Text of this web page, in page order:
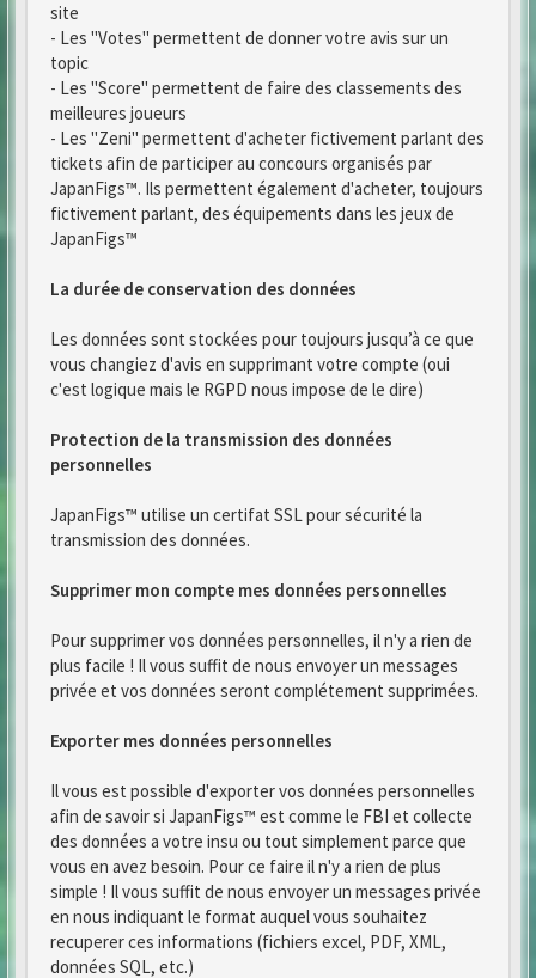
site
- Les "Votes" permettent de donner votre avis sur un
topic
- Les "Score" permettent de faire des classements des
meilleures joueurs
- Les "Zeni" permettent d'acheter fictivement parlant des
tickets afin de participer au concours organisés par
JapanFigs™. Ils permettent également d'acheter, toujours
fictivement parlant, des équipements dans les jeux de
JapanFigs™
La durée de conservation des données
Les données sont stockées pour toujours jusqu’à ce que
vous changiez d'avis en supprimant votre compte (oui
c'est logique mais le RGPD nous impose de le dire)
Protection de la transmission des données
personnelles
JapanFigs™ utilise un certifat SSL pour sécurité la
transmission des données.
Supprimer mon compte mes données personnelles
Pour supprimer vos données personnelles, il n'y a rien de
plus facile ! Il vous suffit de nous envoyer un messages
privée et vos données seront complétement supprimées.
Exporter mes données personnelles
Il vous est possible d'exporter vos données personnelles
afin de savoir si JapanFigs™ est comme le FBI et collecte
des données a votre insu ou tout simplement parce que
vous en avez besoin. Pour ce faire il n'y a rien de plus
simple ! Il vous suffit de nous envoyer un messages privée
en nous indiquant le format auquel vous souhaitez
recuperer ces informations (fichiers excel, PDF, XML,
données SQL, etc.)